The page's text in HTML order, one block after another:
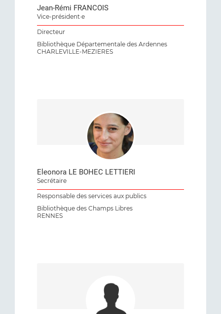
Jean-Rémi FRANCOIS
Vice-président·e
Directeur
Bibliothèque Départementale des Ardennes
CHARLEVILLE-MEZIERES
Eleonora LE BOHEC LETTIERI
Secrétaire
Responsable des services aux publics
Bibliothèque des Champs Libres
RENNES